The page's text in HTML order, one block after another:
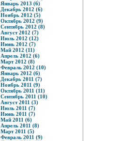
Январь 2013 (6)
Декабрь 2012 (6)
Ноябрь 2012 (5)
Октябрь 2012 (9)
Сентябрь 2012 (8)
Август 2012 (7)
Июль 2012 (12)
Июнь 2012 (7)
Май 2012 (11)
Апрель 2012 (6)
Март 2012 (8)
Февраль 2012 (10)
Январь 2012 (6)
Декабрь 2011 (7)
Ноябрь 2011 (9)
Октябрь 2011 (11)
Сентябрь 2011 (10)
Август 2011 (3)
Июль 2011 (7)
Июнь 2011 (7)
Май 2011 (6)
Апрель 2011 (8)
Март 2011 (5)
Февраль 2011 (9)